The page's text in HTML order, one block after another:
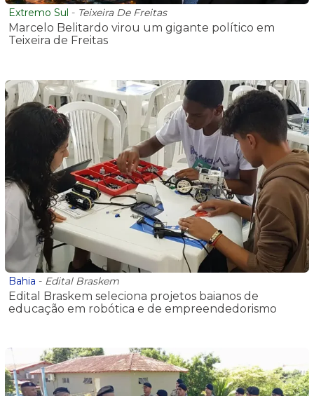
Extremo Sul - Teixeira De Freitas
Marcelo Belitardo virou um gigante político em
Teixeira de Freitas
Bahia - Edital Braskem
Edital Braskem seleciona projetos baianos de
educação em robótica e de empreendedorismo